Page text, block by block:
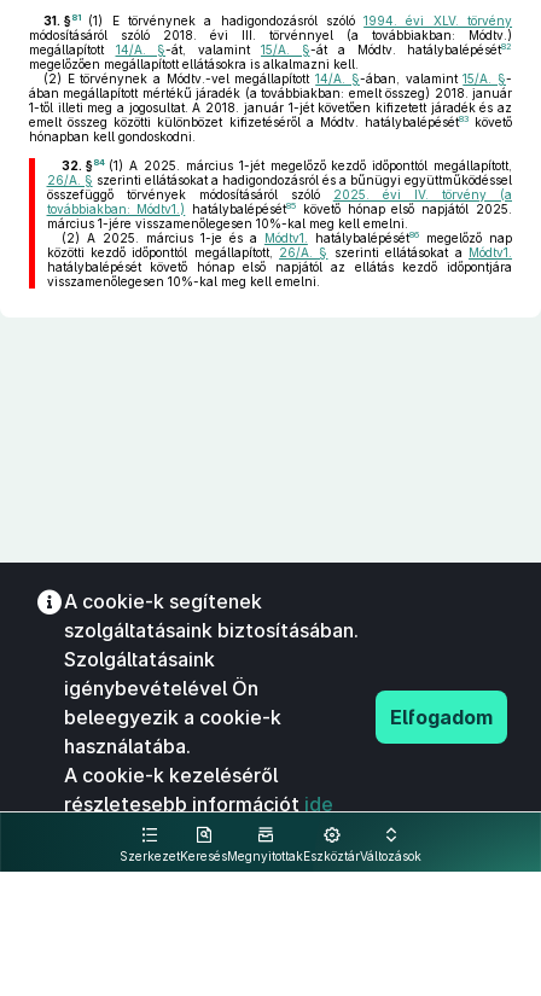
31. §81 (1) E törvénynek a hadigondozásról szóló1994. évi XLV. törvény
módosításáról szóló 2018. évi III. törvénnyel (a továbbiakban: Módtv.)
megállapított 14/A. §-át, valamint 15/A. §-át a Módtv. hatálybalépését82
megelőzően megállapított ellátásokra is alkalmazni kell.
(2) E törvénynek a Módtv.-vel megállapított14/A. §-ában, valamint15/A. §-
ában megállapított mértékű járadék (a továbbiakban: emelt összeg) 2018. január
1-től illeti meg a jogosultat. A 2018. január 1-jét követően kifizetett járadék és az
emelt összeg közötti különbözet kifizetéséről a Módtv. hatálybalépését83követő
hónapban kell gondoskodni.
32. §84 (1) A 2025. március 1-jét megelőző kezdő időponttól megállapított,
26/A. § szerinti ellátásokat a hadigondozásról és a bűnügyi együttműködéssel
összefüggő törvények módosításáról szóló
2025. évi IV. törvény (a
továbbiakban: Módtv1.)
hatálybalépését85
követő hónap első napjától 2025.
március 1-jére visszamenőlegesen 10%-kal meg kell emelni.
(2) A 2025. március 1-je és a Módtv1. hatálybalépését86megelőző nap
közötti kezdő időponttól megállapított, 26/A. § szerinti ellátásokat a Módtv1.
hatálybalépését követő hónap első napjától az ellátás kezdő időpontjára
visszamenőlegesen 10%-kal meg kell emelni.
SzerkezetKeresésMegnyitottakEszköztárVáltozások
A cookie-k segítenek
szolgáltatásaink biztosításában.
Szolgáltatásaink
igénybevételével Ön
beleegyezik a cookie-k
használatába.
A cookie-k kezeléséről
részletesebb információt ide
kattintva olvashat.
Elfogadom